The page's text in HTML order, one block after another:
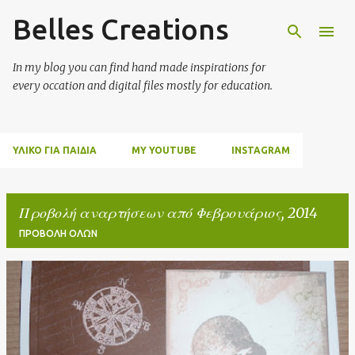
Μετάβαση στο κύριο περιεχόμενο
Belles Creations
In my blog you can find hand made inspirations for
every occation and digital files mostly for education.
ΥΛΙΚΌ ΓΙΑ ΠΑΙΔΙΆ MY YOUTUBE INSTAGRAM
Προβολή αναρτήσεων από Φεβρουάριος, 2014
ΠΡΟΒΟΛΉ ΌΛΩΝ
α